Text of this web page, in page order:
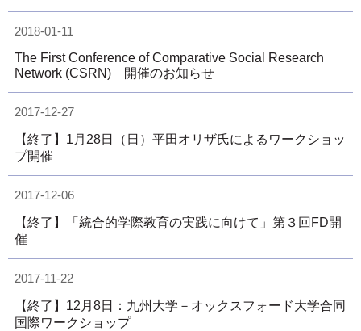
2018-01-11
The First Conference of Comparative Social Research
Network (CSRN) 開催のお知らせ
2017-12-27
【終了】1月28日（日）平田オリザ氏によるワークショッ
プ開催
2017-12-06
【終了】「統合的学際教育の実践に向けて」第３回FD開
催
2017-11-22
【終了】12月8日：九州大学－オックスフォード大学合同
国際ワークショップ